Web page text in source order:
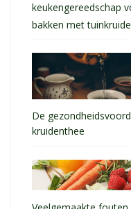
keukengereedschap
bakken met
De
kruidenthee